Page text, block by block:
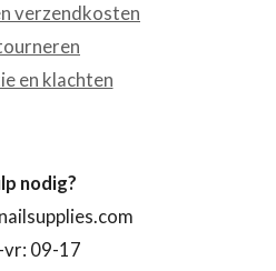
verzendkosten
en klachten
nodig?
vr: 09-17